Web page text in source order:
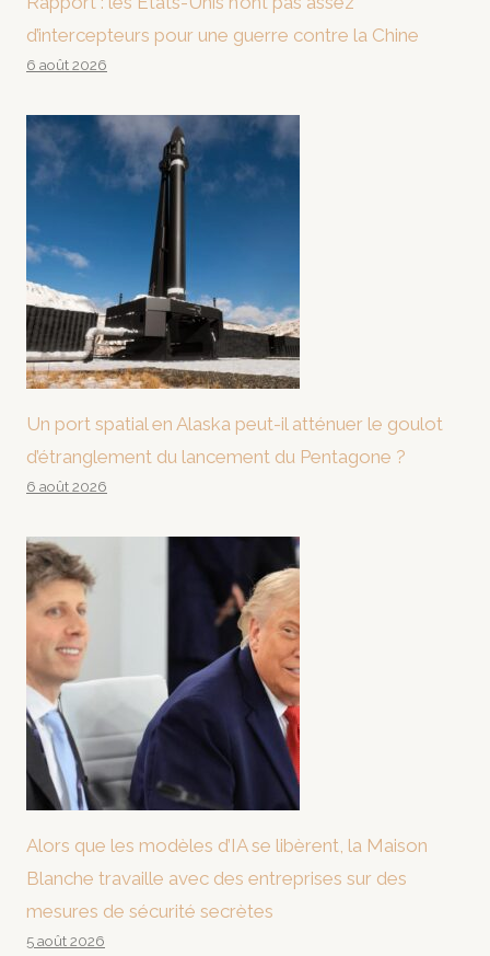
d’intercepteurs pour une guerre contre la Chine
6 août 2026
Un port spatial en Alaska peut-il atténuer le goulot
d’étranglement du lancement du Pentagone ?
6 août 2026
Alors que les modèles d’IA se libèrent, la Maison
Blanche travaille avec des entreprises sur des
mesures de sécurité secrètes
5 août 2026